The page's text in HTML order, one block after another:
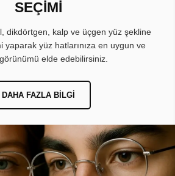
SEÇİMİ
dikdörtgen, kalp ve üçgen yüz şekline
yaparak yüz hatlarınıza en uygun ve
elde edebilirsiniz.
DAHA FAZLA BILGI